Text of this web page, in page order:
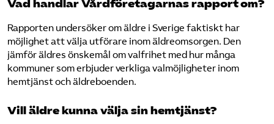
Vad handlar Vårdföretagarnas rapport om?
Rapporten undersöker om äldre i Sverige faktiskt har
möjlighet att välja utförare inom äldreomsorgen. Den
jämför äldres önskemål om valfrihet med hur många
kommuner som erbjuder verkliga valmöjligheter inom
hemtjänst och äldreboenden.
Vill äldre kunna välja sin hemtjänst?